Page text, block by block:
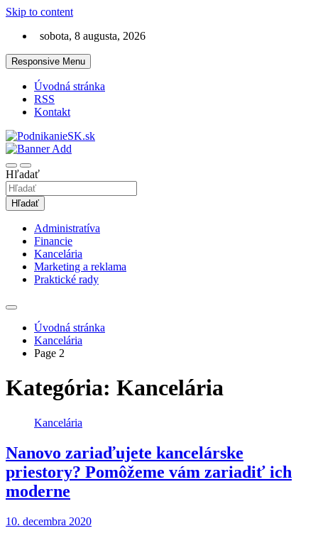
Skip to content
sobota, 8 augusta, 2026
Responsive Menu
Úvodná stránka
RSS
Kontakt
PodnikanieSK.sk
Hľadať
Hľadať
Administratíva
Financie
Kancelária
Marketing a reklama
Praktické rady
Úvodná stránka
Kancelária
Page 2
Kategória: Kancelária
Kancelária
Nanovo zariaďujete kancelárske
priestory? Pomôžeme vám zariadiť ich
moderne
10. decembra 2020